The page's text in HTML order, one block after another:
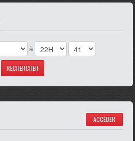
à
ACCÉDER